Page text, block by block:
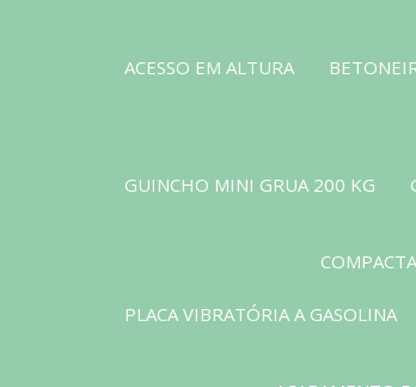
ACESSO EM ALTURA
GUINCHO MINI GRUA 200 KG
PLACA VIBRATÓRIA A GASOLINA